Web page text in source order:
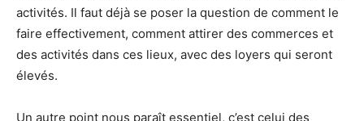
activités. Il faut déjà se poser la question de comment le
faire effectivement, comment attirer des commerces et
des activités dans ces lieux, avec des loyers qui seront
élevés.
Un autre point nous paraît essentiel, c’est celui des